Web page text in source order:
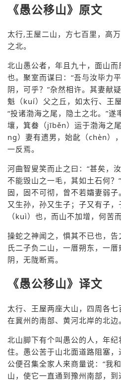
《愚公移山》原文
太行,王屋二山，方七百里，高
之北。
北山愚公者，年且九十，面山
也。聚室而谋曰：“吾与汝毕力
阴，可乎？”杂然相许。其妻献
魁（kuí）父之丘，如太行、王
“投诸渤海之尾，隐土之北。”
壤，箕畚（jīběn）运于渤海之
ng）妻有遗男，始龀（chèn）
一反焉。
河曲智叟笑而止之曰：“甚矣，
不能毁山之一毛，其如土石何？
固，固不可彻，曾不若孀妻弱
又生孙，孙又生子；子又有子
（kuì）也，而山不加增，何苦
操蛇之神闻之，惧其不已也，
氏二子负二山，一厝朔东，一
阴，无陇断焉。
《愚公移山》译文
太行、王屋两座大山，四周各
在冀州的南部、黄河北岸的北边。
北山脚下有个叫愚公的人，年
住。愚公苦于山北面道路阻塞
公便召集全家人来商量说：“我
山，使它一直通到豫州南部，